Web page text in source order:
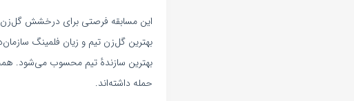
این مسابقه فرصتی برای درخشش
بهترین گل‌زن تیم و زیان فلمینگ
بهترین سازندهٔ تیم محسوب می‌شود.
حمله داشته‌اند.